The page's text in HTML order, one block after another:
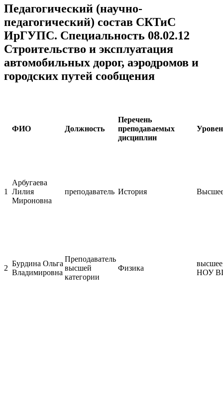
Педагогический (научно-
педагогический) состав СКТиС
ИрГУПС. Специальность 08.02.12
Строительство и эксплуатация
автомобильных дорог, аэродромов и
городских путей сообщения
ФИО Должность
Перечень
преподаваемых
дисциплин
1
Арбугаева
Лилия
Мироновна
преподаватель История
2
Бурдина Ольга
Владимировна
Преподаватель
высшей
категории
Физика
НОУ